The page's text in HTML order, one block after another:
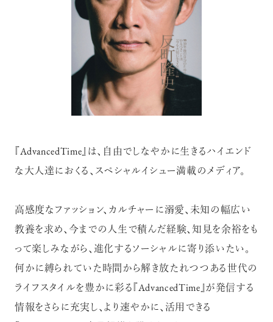
『AdvancedTime』は、自由でしなやかに生きるハイエンド
な大人達におくる、スペシャルイシュー満載のメディア。
高感度なファッション、カルチャーに溺愛、未知の幅広い
教養を求め、今までの人生で積んだ経験、知見を余裕をも
って楽しみながら、進化するソーシャルに寄り添いたい。
何かに縛られていた時間から解き放たれつつある世代の
ライフスタイルを豊かに彩る『AdvancedTime』が発信する
情報をさらに充実し、より速やかに、活用できる